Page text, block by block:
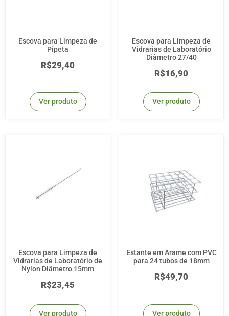
Escova para Limpeza de
Pipeta
R$29,40
Ver produto
Escova para Limpeza de
Vidrarias de Laboratório
Diâmetro 27/40
R$16,90
Ver produto
Escova para Limpeza de
Vidrarias de Laboratório de
Nylon Diâmetro 15mm
R$23,45
Ver produto
Estante em Arame com PVC
para 24 tubos de 18mm
R$49,70
Ver produto